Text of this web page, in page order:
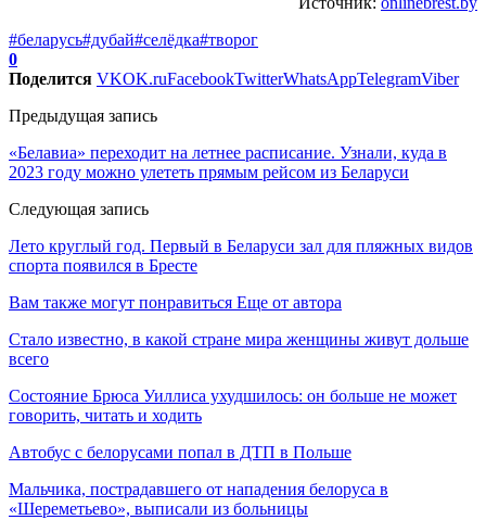
#беларусь#дубай#селёдка#творог
0
Поделится VKOK.ruFacebookTwitterWhatsAppTelegramViber
Предыдущая запись
«Белавиа» переходит на летнее расписание. Узнали, куда в
2023 году можно улететь прямым рейсом из Беларуси
Следующая запись
Лето круглый год. Первый в Беларуси зал для пляжных видов
спорта появился в Бресте
Вам также могут понравиться Еще от автора
Стало известно, в какой стране мира женщины живут дольше
всего
Состояние Брюса Уиллиса ухудшилось: он больше не может
говорить, читать и ходить
Автобус с белорусами попал в ДТП в Польше
Мальчика, пострадавшего от нападения белоруса в
«Шереметьево», выписали из больницы